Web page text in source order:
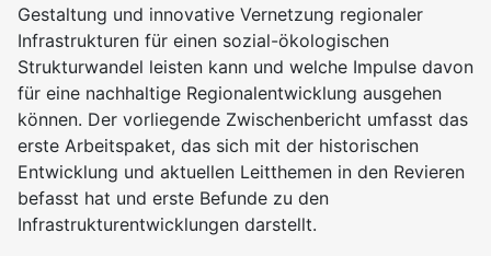
Gestaltung und innovative Vernetzung regionaler
Infrastrukturen für einen sozial-ökologischen
Strukturwandel leisten kann und welche Impulse davon
für eine nachhaltige Regionalentwicklung ausgehen
können. Der vorliegende Zwischenbericht umfasst das
erste Arbeitspaket, das sich mit der historischen
Entwicklung und aktuellen Leitthemen in den Revieren
befasst hat und erste Befunde zu den
Infrastrukturentwicklungen darstellt.